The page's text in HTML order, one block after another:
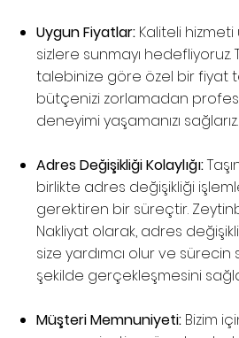
Uygun Fiyatlar: Kaliteli
sizlere sunmayı hedefliyoruz.
talebinize göre özel bir fiyat
bütçenizi zorlamadan
deneyimi yaşamanızı sağlarız.
Adres Değişikliği Kolaylığı:
birlikte adres değişikliği
gerektiren bir süreçtir.
Nakliyat olarak, adres
size yardımcı olur ve sürecin
şekilde gerçekleşmesini
Müşteri Memnuniyeti: Bizim